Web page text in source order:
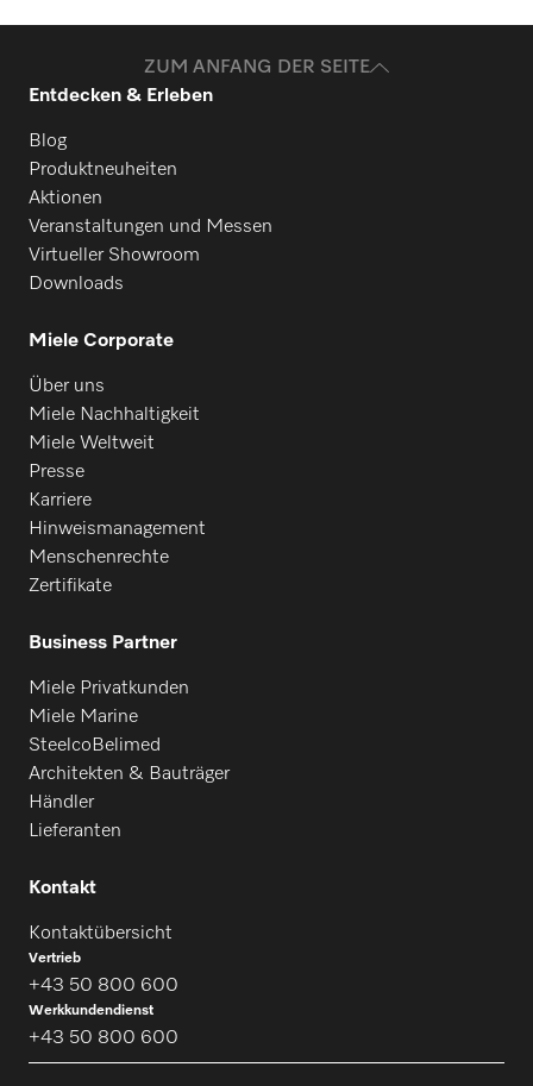
ZUM ANFANG DER SEITE
Entdecken & Erleben
Blog
Produktneuheiten
Aktionen
Veranstaltungen und Messen
Virtueller Showroom
Downloads
Miele Corporate
Über uns
Miele Nachhaltigkeit
Miele Weltweit
Presse
Karriere
Hinweismanagement
Menschenrechte
Zertifikate
Business Partner
Miele Privatkunden
Miele Marine
SteelcoBelimed
Architekten & Bauträger
Händler
Lieferanten
Kontakt
Kontaktübersicht
Vertrieb
+43 50 800 600
Werkkundendienst
+43 50 800 600